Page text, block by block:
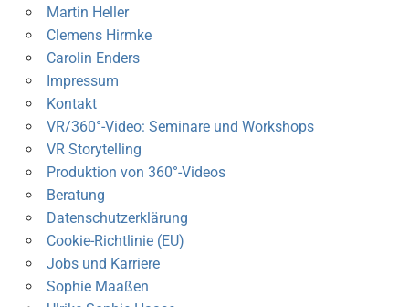
Martin Heller
Clemens Hirmke
Carolin Enders
Impressum
Kontakt
VR/360°-Video: Seminare und Workshops
VR Storytelling
Produktion von 360°-Videos
Beratung
Datenschutzerklärung
Cookie-Richtlinie (EU)
Jobs und Karriere
Sophie Maaßen